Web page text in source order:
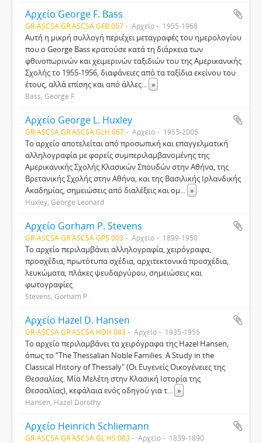
Αρχείο George F. Bass
GR-ASCSA GR ASCSA GFB 057 Αρχείο 1955-1968
Αυτή η μικρή συλλογή περιέχει μεταγραφές του ημερολογίου
που ο George Bass κρατούσε κατά τη διάρκεια των
φθινοπωρινών και χειμερινών ταξιδιών του της Αμερικανικής
Σχολής το 1955-1956, διαφάνειες από τα ταξίδια εκείνου του
έτους, αλλά επίσης και από άλλες... »
Bass, George F.
Αρχείο George L. Huxley
GR-ASCSA GR ASCSA GLH 067 Αρχείο 1955-2005
Το αρχείο αποτελείται από προσωπική και επαγγελματική
αλληλογραφία με φορείς συμπεριλαμβανομένης της
Αμερικανικής Σχολής Κλασικών Σπουδών στην Αθήνα, της
Βρετανικής Σχολής στην Αθήνα, και της Βασιλικής Ιρλανδικής
Ακαδημίας, σημειώσεις από διαλέξεις και ομ... »
Huxley, George Leonard
Αρχείο Gorham P. Stevens
GR-ASCSA GR ASCSA GPS 003 Αρχείο 1899-1950
Το αρχείο περιλαμβάνει αλληλογραφία, χειρόγραφα,
προσχέδια, πρωτότυπα σχέδια, αρχιτεκτονικά προσχέδια,
λευκώματα, πλάκες ψευδαργύρου, σημειώσεις και
φωτογραφίες
Stevens, Gorham P.
Αρχείο Hazel D. Hansen
GR-ASCSA GR ASCSA HDH 043 Αρχείο 1935-1955
Το αρχείο περιλαμβάνει τα χειρόγραφα της Hazel Hansen,
όπως το “The Thessalian Noble Families. A Study in the
Classical History of Thessaly" (Οι Ευγενείς Οικογένειες της
Θεσσαλίας. Μία Μελέτη στην Κλασική Ιστορία της
Θεσσαλίας), κεφάλαια ενός οδηγού για τ... »
Hansen, Hazel Dorothy
Αρχείο Heinrich Schliemann
GR-ASCSA GR ASCSA GL HS 003 Αρχείο 1839-1890